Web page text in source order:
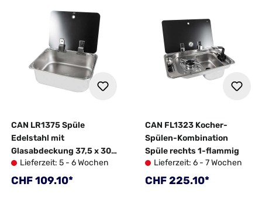
CAN LR1375 Spüle
Edelstahl mit
Glasabdeckung 37,5 x 30
cmLieferzeit: 5 - 6 Wochen
Regulärer Preis:
CHF 109.10*
CAN FL1323 Kocher-
Spülen-Kombination
Spüle rechts 1-flammig
Lieferzeit: 6 - 7 Wochen
Regulärer Preis:
CHF 225.10*